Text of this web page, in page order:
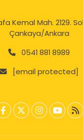
Kemal Mah. 2129.
Çankaya/Ankara
0541 881 8989
[email protected]